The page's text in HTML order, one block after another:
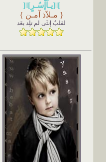
]ǁ[يـآإْسُـرٍ]ǁ[
{ مـلآذ آمـن }
لقلبُ إنثَى لم تلِد بعَد